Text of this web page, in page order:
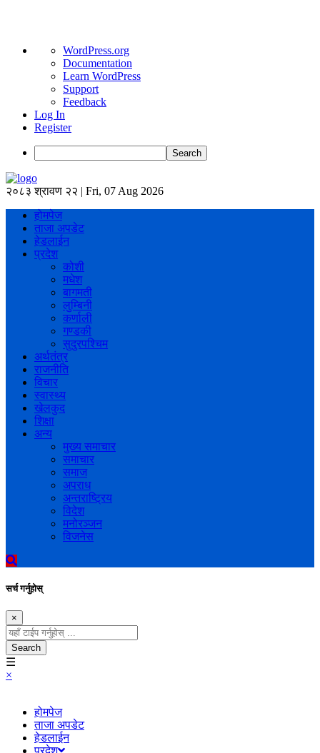
About
WordPress
WordPress.org
Documentation
Learn WordPress
Support
Feedback
Log In
Register
Search
२०८३ श्रावण २२ | Fri, 07 Aug 2026
होमपेज
ताजा अपडेट
हेडलाईन
प्रदेश
कोशी
मधेश
बागमती
लुम्बिनी
कर्णाली
गण्डकी
सुदुरपश्चिम
अर्थतंत्र
राजनीति
विचार
स्वास्थ्य
खेलकुद
शिक्षा
अन्य
मुख्य समाचार
समाचार
समाज
अपराध
अन्तराष्ट्रिय
विदेश
मनोरञ्जन
विजनेस
सर्च गर्नुहोस्
×
Search
☰
×
होमपेज
ताजा अपडेट
हेडलाईन